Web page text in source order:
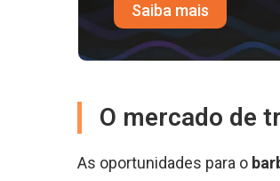
Saiba mais
O mercado de
As oportunidades para o